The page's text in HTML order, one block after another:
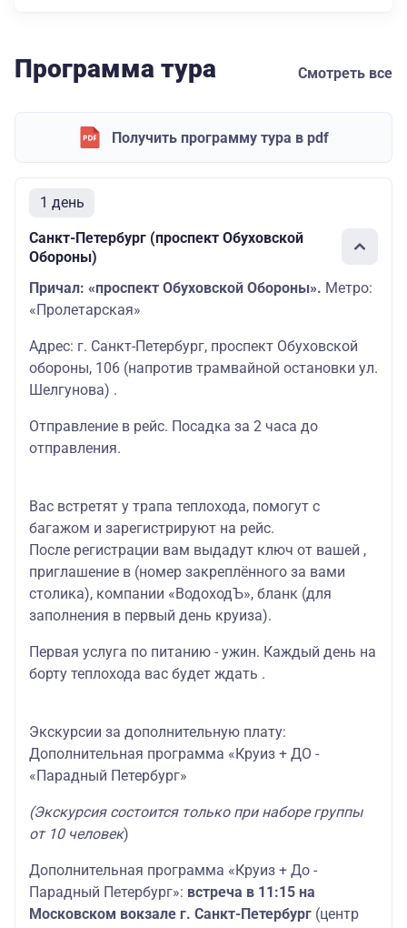
Программа тура Смотреть все
Получить программу тура в pdf
1 день
Санкт-Петербург (проспект Обуховской
Обороны)
Причал: «проспект Обуховской Обороны». Метро:
«Пролетарская»
Адрес: г. Санкт-Петербург, проспект Обуховской
обороны, 106 (напротив трамвайной остановки ул.
Шелгунова) .
Отправление в рейс. Посадка за 2 часа до
отправления.
Вас встретят у трапа теплохода, помогут с
багажом и зарегистрируют на рейс.
После регистрации вам выдадут ключ от вашей ,
приглашение в (номер закреплённого за вами
столика), компании «ВодоходЪ», бланк (для
заполнения в первый день круиза).
Первая услуга по питанию - ужин. Каждый день на
борту теплохода вас будет ждать .
Экскурсии за дополнительную плату:
Дополнительная программа «Круиз + ДО -
«Парадный Петербург»
(Экскурсия состоится только при наборе группы
от 10 человек)
Дополнительная программа «Круиз + До -
Парадный Петербург»: встреча в 11:15 на
Московском вокзале г. Санкт-Петербург (центр